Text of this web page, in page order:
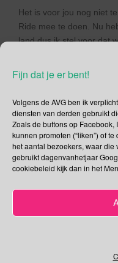
Fijn dat je er bent!
Volgens de AVG ben ik
diensten van derden gebruikt
Zoals de buttons op Facebook,
kunnen promoten (“liken”) of
het aantal bezoekers, waar
gebruikt dagenvanhetjaar
cookiebeleid kijk dan in het
Het is voor jou nog niet
Ride mee te doen. Nu
land dus ik stel voor dat
Roodharige
Roodharigen zijn vaker
alleen maar vanwege
sproeten. Het toppunt
de satirische
Een veertienjarige
geïnspireerd door deze
National Kick a